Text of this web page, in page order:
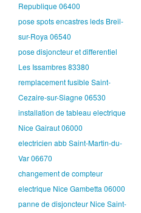
Republique 06400
pose spots encastres leds Breil-
sur-Roya 06540
pose disjoncteur et differentiel
Les Issambres 83380
remplacement fusible Saint-
Cezaire-sur-Siagne 06530
installation de tableau electrique
Nice Gairaut 06000
electricien abb Saint-Martin-du-
Var 06670
changement de compteur
electrique Nice Gambetta 06000
panne de disjoncteur Nice Saint-